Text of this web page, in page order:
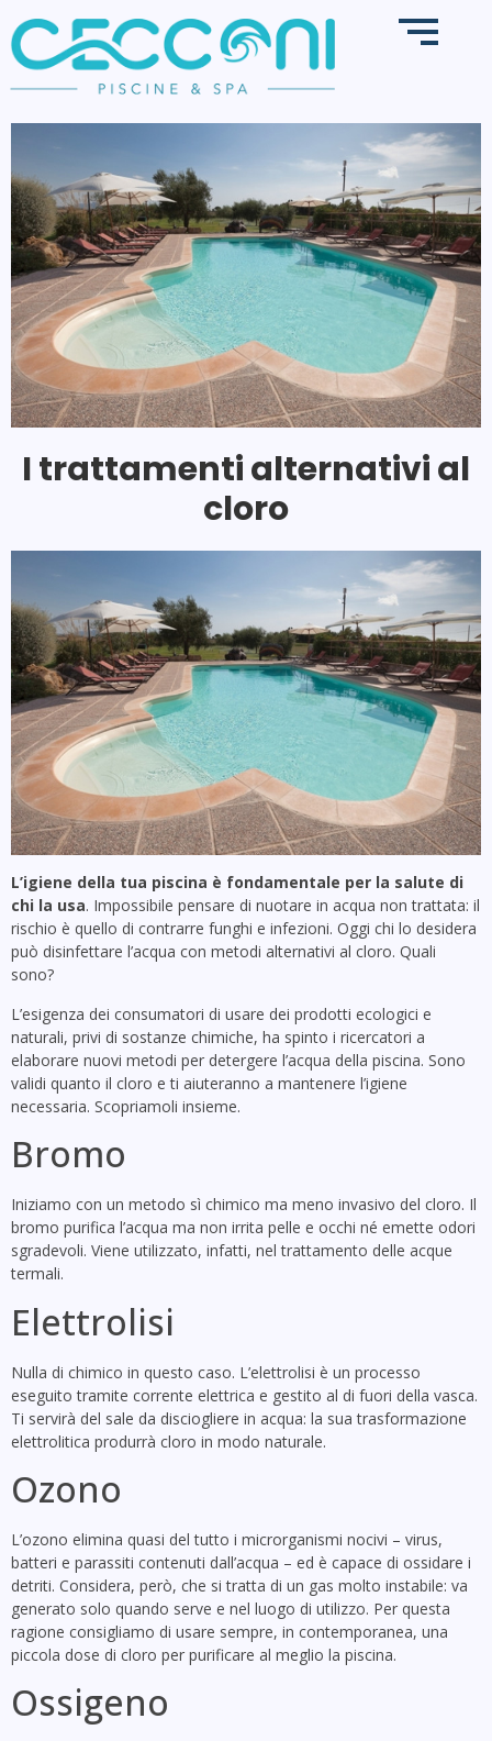
I trattamenti alternativi al
cloro
L’igiene della tua piscina è fondamentale per la salute di
chi la usa. Impossibile pensare di nuotare in acqua non trattata: il
rischio è quello di contrarre funghi e infezioni. Oggi chi lo desidera
può disinfettare l’acqua con metodi alternativi al cloro. Quali
sono?
L’esigenza dei consumatori di usare dei prodotti ecologici e
naturali, privi di sostanze chimiche, ha spinto i ricercatori a
elaborare nuovi metodi per detergere l’acqua della piscina. Sono
validi quanto il cloro e ti aiuteranno a mantenere l’igiene
necessaria. Scopriamoli insieme.
Bromo
Iniziamo con un metodo sì chimico ma meno invasivo del cloro. Il
bromo purifica l’acqua ma non irrita pelle e occhi né emette odori
sgradevoli. Viene utilizzato, infatti, nel trattamento delle acque
termali.
Elettrolisi
Nulla di chimico in questo caso. L’elettrolisi è un processo
eseguito tramite corrente elettrica e gestito al di fuori della vasca.
Ti servirà del sale da disciogliere in acqua: la sua trasformazione
elettrolitica produrrà cloro in modo naturale.
Ozono
L’ozono elimina quasi del tutto i microrganismi nocivi – virus,
batteri e parassiti contenuti dall’acqua – ed è capace di ossidare i
detriti. Considera, però, che si tratta di un gas molto instabile: va
generato solo quando serve e nel luogo di utilizzo. Per questa
ragione consigliamo di usare sempre, in contemporanea, una
piccola dose di cloro per purificare al meglio la piscina.
Ossigeno